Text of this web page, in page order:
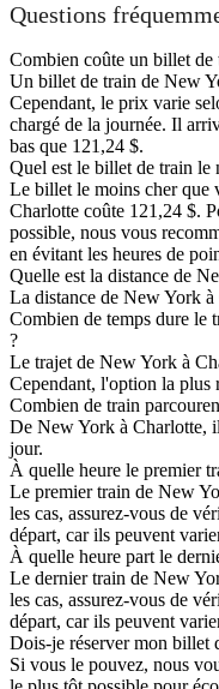
Questions
Combien coûte un billet
Un billet de train de New
Cependant, le prix varie
chargé de la journée. Il
bas que 121,24 $.
Quel est le billet de train le
Le billet le moins cher que
Charlotte coûte 121,24 $.
possible, nous vous
en évitant les heures de
Quelle est la distance de
La distance de New York
Combien de temps dure le
?
Le trajet de New York à
Cependant, l'option la plus
Combien de train
De New York à Charlotte,
jour.
À quelle heure le premier
Le premier train de New
les cas, assurez-vous de
départ, car ils peuvent
À quelle heure part le
Le dernier train de New
les cas, assurez-vous de
départ, car ils peuvent
Dois-je réserver mon billet
Si vous le pouvez, nous